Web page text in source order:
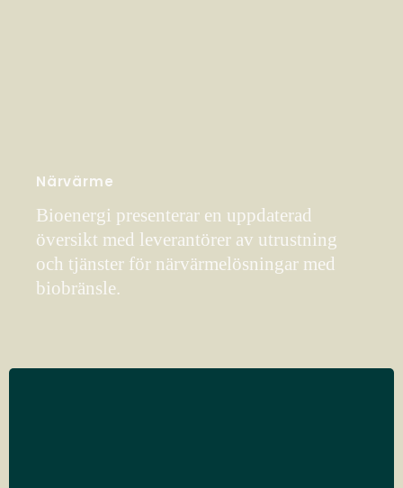
Närvärme
Bioenergi presenterar en uppdaterad
översikt med leverantörer av utrustning
och tjänster för närvärmelösningar med
biobränsle.